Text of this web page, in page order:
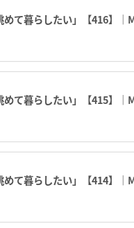
めて暮らしたい」【416】｜
めて暮らしたい」【415】｜
めて暮らしたい」【414】｜